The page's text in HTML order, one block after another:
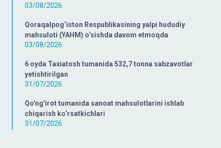
03/08/2026
Qoraqalpog‘iston Respublikasining yalpi hududiy
mahsuloti (YAHM) o‘sishda davom etmoqda
03/08/2026
6 oyda Taxiatosh tumanida 532,7 tonna sabzavotlar
yetishtirilgan
31/07/2026
Qo'ng'irot tumanida sanoat mahsulotlarini ishlab
chiqarish ko‘rsatkichlari
31/07/2026